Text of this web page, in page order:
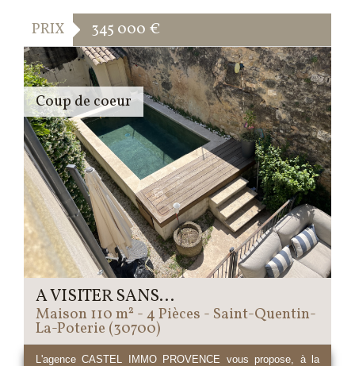
PRIX 345 000 €
Coup de coeur
A VISITER SANS...
Maison 110 m² - 4 Pièces - Saint-Quentin-
La-Poterie (30700)
L'agence CASTEL IMMO PROVENCE vous propose, à la